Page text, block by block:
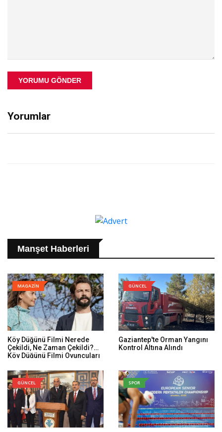
YORUMU GÖNDER
Yorumlar
Manşet Haberleri
MAGAZİN
Köy Düğünü Filmi Nerede
Çekildi, Ne Zaman Çekildi?
Köy Düğünü Filmi Oyuncuları
GÜNCEL
Gaziantep'te Orman Yangını
Kontrol Altına Alındı
GÜNCEL SPOR